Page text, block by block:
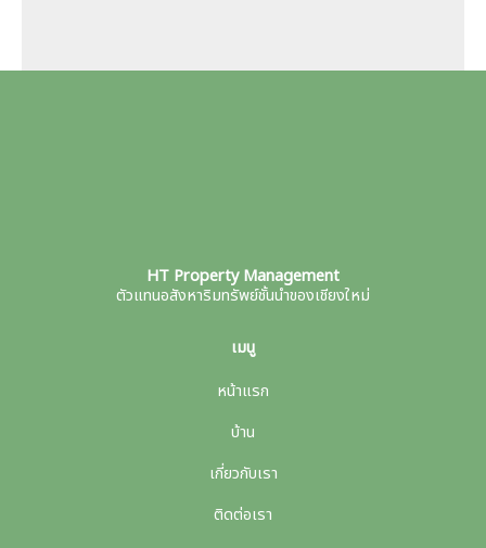
HT Property Management
ตัวแทนอสังหาริมทรัพย์ชั้นนำของเชียงใหม่
เมนู
หน้าแรก
บ้าน
เกี่ยวกับเรา
ติดต่อเรา